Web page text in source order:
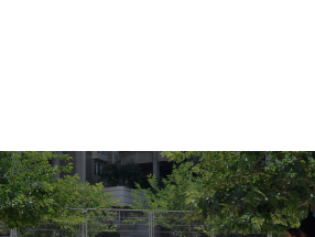
C/Poeta Alberola, 23-21
46018 València.
670 304 273
646 375 175